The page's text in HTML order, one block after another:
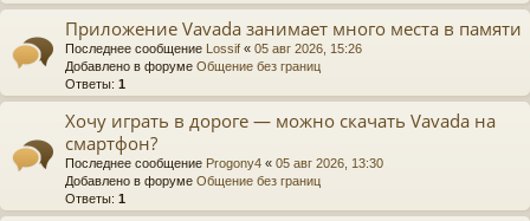
Приложение Vavada занимает много места в памяти
Последнее сообщение Lossif « 05 авг 2026, 15:26
Добавлено в форуме Общение без границ
Ответы: 1
Хочу играть в дороге — можно скачать Vavada на
смартфон?
Последнее сообщение Progony4 « 05 авг 2026, 13:30
Добавлено в форуме Общение без границ
Ответы: 1